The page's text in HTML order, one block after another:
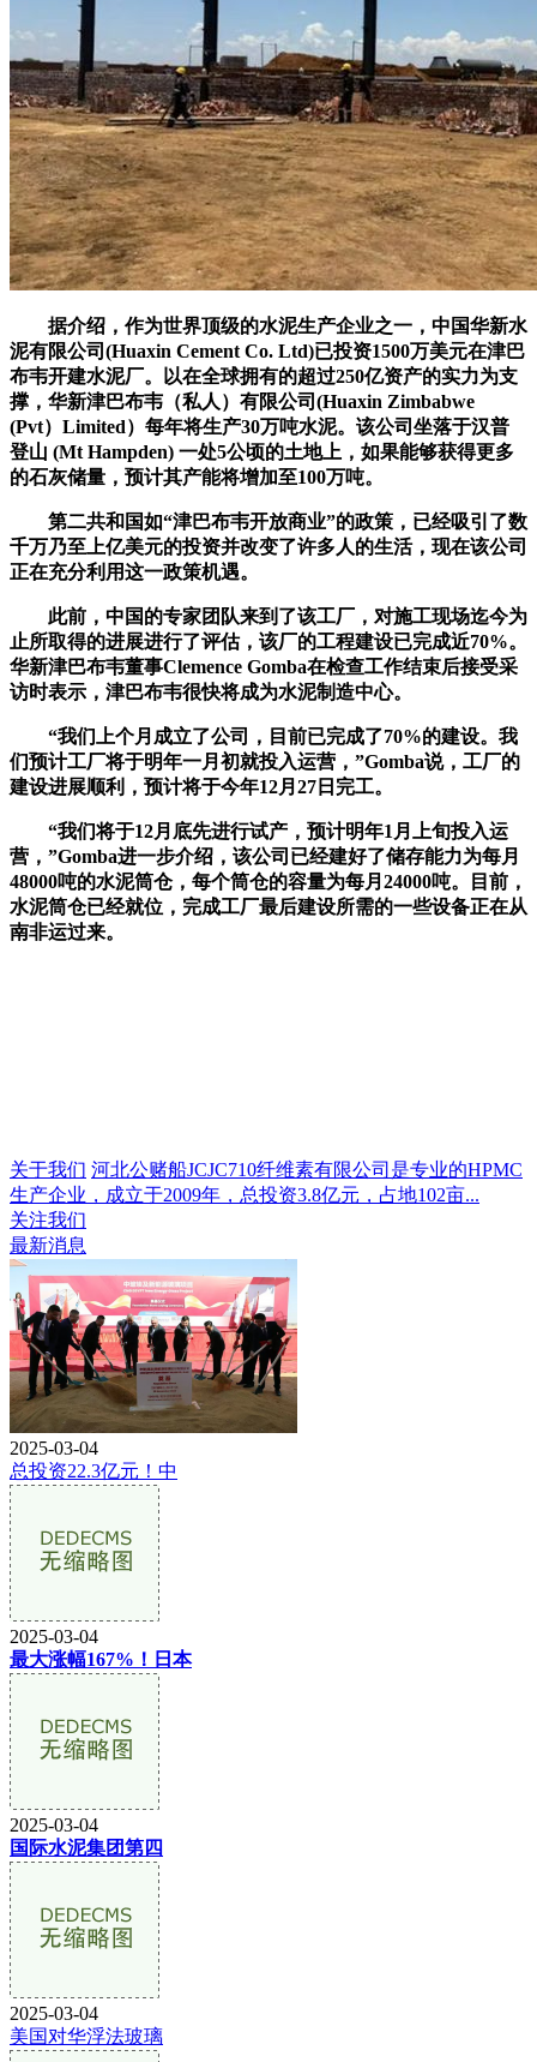
据介绍，作为世界顶级的水泥生产企业之一，中国华新水
泥有限公司(Huaxin Cement Co. Ltd)已投资1500万美元在津巴
布韦开建水泥厂。以在全球拥有的超过250亿资产的实力为支
撑，华新津巴布韦（私人）有限公司(Huaxin Zimbabwe
(Pvt）Limited）每年将生产30万吨水泥。该公司坐落于汉普
登山 (Mt Hampden) 一处5公顷的土地上，如果能够获得更多
的石灰储量，预计其产能将增加至100万吨。
第二共和国如“津巴布韦开放商业”的政策，已经吸引了数
千万乃至上亿美元的投资并改变了许多人的生活，现在该公司
正在充分利用这一政策机遇。
此前，中国的专家团队来到了该工厂，对施工现场迄今为
止所取得的进展进行了评估，该厂的工程建设已完成近70%。
华新津巴布韦董事Clemence Gomba在检查工作结束后接受采
访时表示，津巴布韦很快将成为水泥制造中心。
“我们上个月成立了公司，目前已完成了70%的建设。我
们预计工厂将于明年一月初就投入运营，”Gomba说，工厂的
建设进展顺利，预计将于今年12月27日完工。
“我们将于12月底先进行试产，预计明年1月上旬投入运
营，”Gomba进一步介绍，该公司已经建好了储存能力为每月
48000吨的水泥筒仓，每个筒仓的容量为每月24000吨。目前，
水泥筒仓已经就位，完成工厂最后建设所需的一些设备正在从
南非运过来。
关于我们 河北公赌船JCJC710纤维素有限公司是专业的HPMC
生产企业，成立于2009年，总投资3.8亿元，占地102亩...
关注我们
最新消息
2025-03-04
总投资22.3亿元！中
2025-03-04
最大涨幅167%！日本
2025-03-04
国际水泥集团第四
2025-03-04
美国对华浮法玻璃